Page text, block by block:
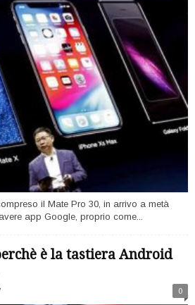
il Mate Pro 30, in arrivo a metà
app Google, proprio come...
è la tastiera Android
0